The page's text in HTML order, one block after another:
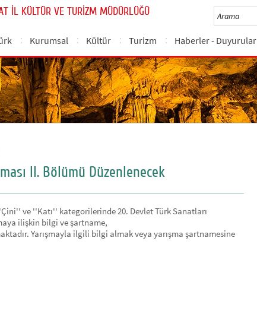
İL KÜLTÜR VE TURİZM MÜDÜRLÜĞÜ
Kurumsal Kültür Turizm Haberler - Duyurular
II. Bölümü Düzenlenecek
ve ''Katı'' kategorilerinde 20. Devlet Türk Sanatları
ilişkin bilgi ve şartname,
Yarışmayla ilgili bilgi almak veya yarışma şartnamesine